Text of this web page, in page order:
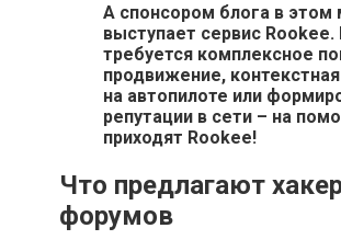
А спонсором блога в этом
выступает сервис Rookee.
требуется комплексное
продвижение,
на автопилоте или
репутации в сети – на
приходят Rookee!
Что предлагают
форумов